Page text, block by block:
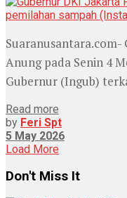
Suaranusantara.com-
Anung pada Senin 4
Gubernur (Ingub)
Read more
by Feri Spt
5 May 2026
Load More
Don't Miss It